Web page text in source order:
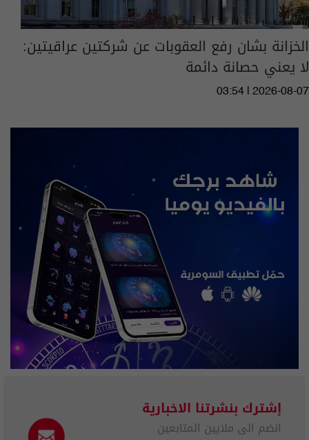
الخزانة بشان رفع العقوبات عن شركتين عراقيتين:
لا يعني حصانة دائمة
03:54 | 2026-08-07
إشترك بنشرتنا الاخبارية
انضم الى ملايين المتابعين